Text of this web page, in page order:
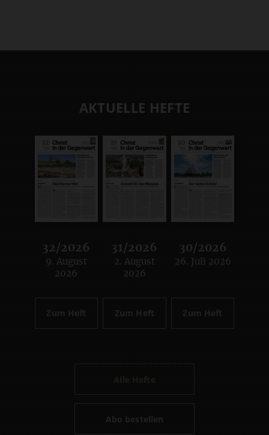
AKTUELLE HEFTE
32/2026
:
9. August
2026
Zum Heft
31/2026
:
2. August
2026
Zum Heft
30/2026
:
26. Juli 2026
Zum Heft
Abo bestellen